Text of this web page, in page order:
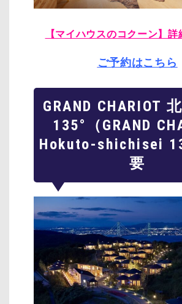
【マイハウスのコクーン】詳
ご予約はこちら
GRAND CHARIOT
135°（GRAND
Hokuto-shichisei
要